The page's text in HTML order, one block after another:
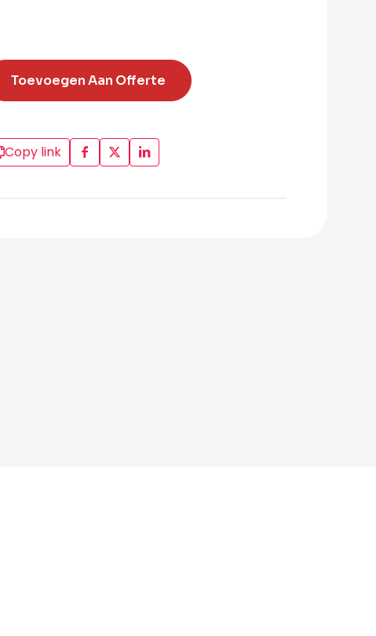
Toevoegen Aan Offerte
Copy link